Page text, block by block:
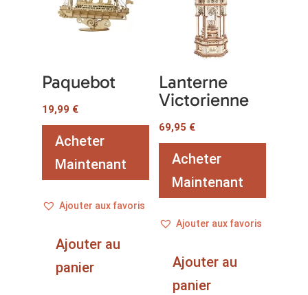
Paquebot
19,99 €
Acheter
Maintenant
Ajouter aux favoris
Ajouter au
panier
Lanterne
Victorienne
69,95 €
Acheter
Maintenant
Ajouter aux favoris
Ajouter au
panier